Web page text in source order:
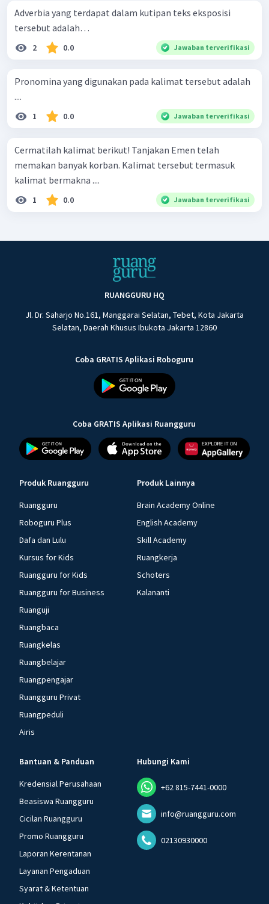
Adverbia yang terdapat dalam kutipan teks eksposisi
tersebut adalah…
2 0.0 Jawaban terverifikasi
Pronomina yang digunakan pada kalimat tersebut adalah
....
1 0.0 Jawaban terverifikasi
Cermatilah kalimat berikut! Tanjakan Emen telah
memakan banyak korban. Kalimat tersebut termasuk
kalimat bermakna ....
1 0.0 Jawaban terverifikasi
RUANGGURU HQ
Jl. Dr. Saharjo No.161, Manggarai Selatan, Tebet, Kota Jakarta
Selatan, Daerah Khusus Ibukota Jakarta 12860
Coba GRATIS Aplikasi Roboguru
Coba GRATIS Aplikasi Ruangguru
Produk Ruangguru
Ruangguru
Roboguru Plus
Dafa dan Lulu
Kursus for Kids
Ruangguru for Kids
Ruangguru for Business
Ruanguji
Ruangbaca
Ruangkelas
Ruangbelajar
Ruangpengajar
Ruangguru Privat
Ruangpeduli
Airis
Produk Lainnya
Brain Academy Online
English Academy
Skill Academy
Ruangkerja
Schoters
Kalananti
Bantuan & Panduan
Kredensial Perusahaan
Beasiswa Ruangguru
Cicilan Ruangguru
Promo Ruangguru
Laporan Kerentanan
Layanan Pengaduan
Syarat & Ketentuan
Hubungi Kami
+62 815-7441-0000
info@ruangguru.com
02130930000